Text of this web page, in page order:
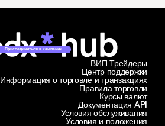
Присоединиться к кампании
Центр поддержки
Информация о торговле и транзакциях
ВИП Трейдеры
Правила торговли
Курсы валют
Документация API
Условия обслуживания
Условия и положения